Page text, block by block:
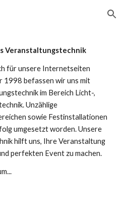
Skip to navigation
Veranstaltungstechnik
für unsere Internetseiten
1998 befassen wir uns mit
im Bereich Licht-,
Unzählige
sowie Festinstallationen
umgesetzt worden. Unsere
hilft uns, Ihre Veranstaltung
perfekten Event zu machen.